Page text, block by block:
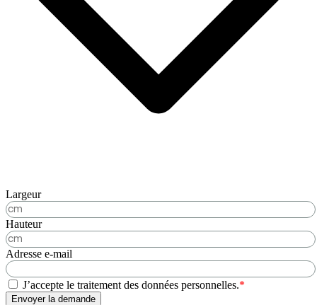
Largeur
Hauteur
Adresse e-mail
J’accepte le traitement des données personnelles.*
Envoyer la demande